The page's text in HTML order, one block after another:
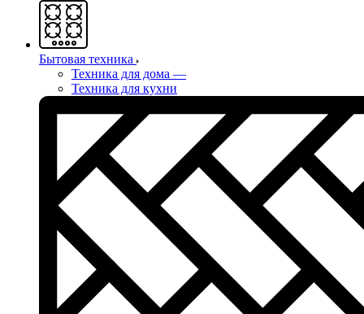
Бытовая техника
Техника для дома —
Техника для кухни